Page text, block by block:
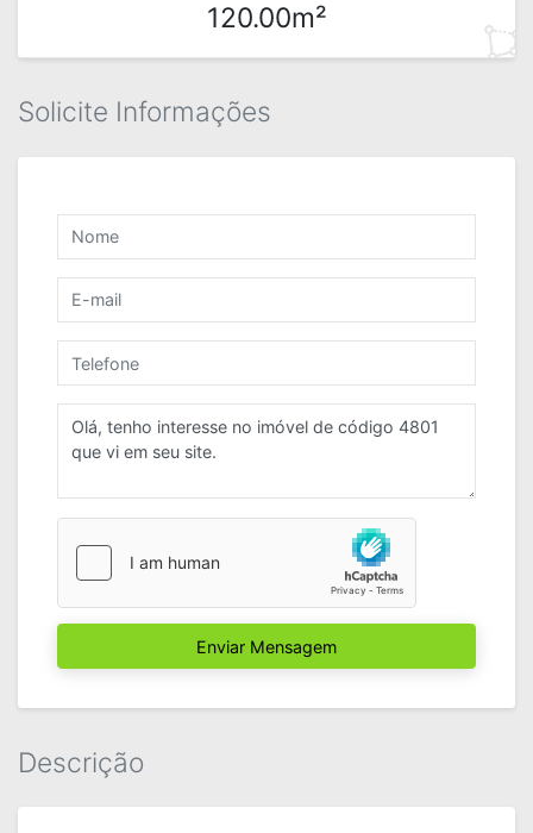
120.00m²
Solicite Informações
Enviar Mensagem
Descrição